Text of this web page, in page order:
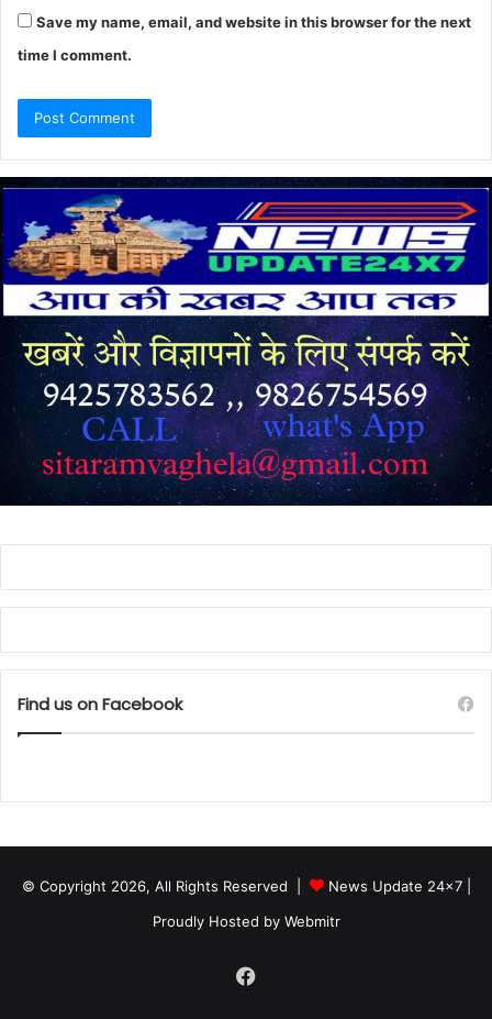
Save my name, email, and website in this browser for the next
time I comment.
Find us on Facebook
© Copyright 2026, All Rights Reserved | News Update 24x7|
Proudly Hosted by Webmitr
Facebook